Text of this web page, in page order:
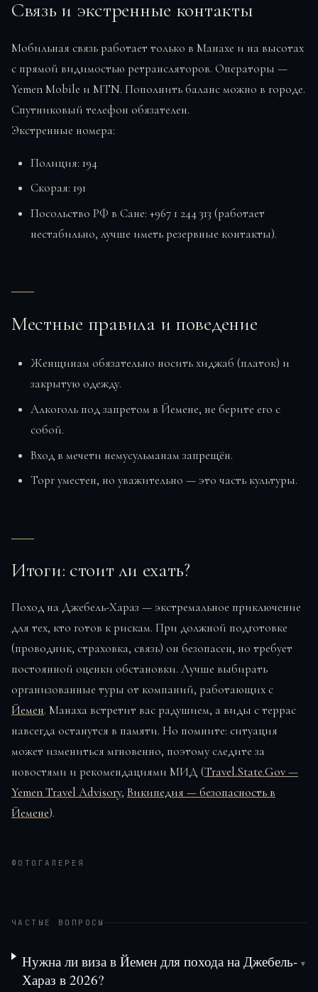
Связь и экстренные контакты
Мобильная связь работает только в Манахе и на высотах
с прямой видимостью ретрансляторов. Операторы —
Yemen Mobile и MTN. Пополнить баланс можно в городе.
Спутниковый телефон обязателен.
Экстренные номера:
Полиция: 194
Скорая: 191
Посольство РФ в Сане: +967 1 244 313 (работает
нестабильно, лучше иметь резервные контакты).
Местные правила и поведение
Женщинам обязательно носить хиджаб (платок) и
закрытую одежду.
Алкоголь под запретом в Йемене, не берите его с
собой.
Вход в мечети немусульманам запрещён.
Торг уместен, но уважительно — это часть культуры.
Итоги: стоит ли ехать?
Поход на Джебель-Хараз — экстремальное приключение
для тех, кто готов к рискам. При должной подготовке
(проводник, страховка, связь) он безопасен, но требует
постоянной оценки обстановки. Лучше выбирать
организованные туры от компаний, работающих с
Йемен. Манаха встретит вас радушием, а виды с террас
навсегда останутся в памяти. Но помните: ситуация
может измениться мгновенно, поэтому следите за
новостями и рекомендациями МИД (Travel.State.Gov —
Yemen Travel Advisory, Википедия — безопасность в
Йемене).
ФОТОГАЛЕРЕЯ
ЧАСТЫЕ ВОПРОСЫ
Нужна ли виза в Йемен для похода на Джебель-
Хараз в 2026?
▾